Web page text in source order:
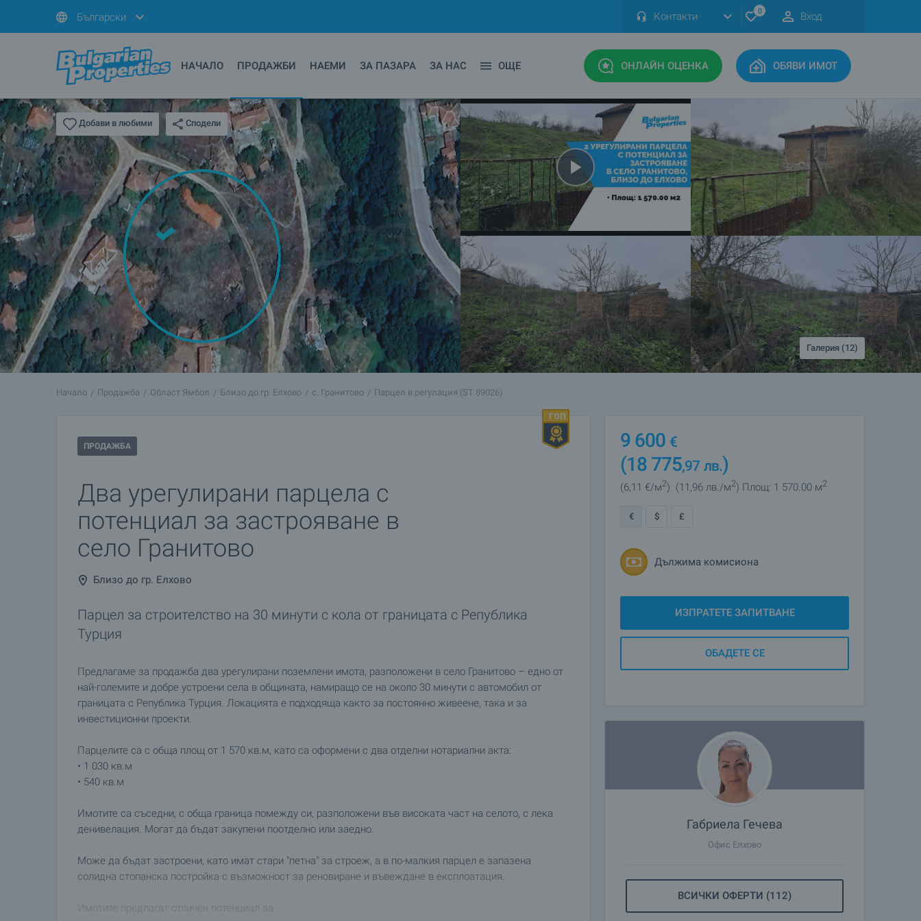
Български Контакти 0 Вход
НАЧАЛО ПРОДАЖБИ НАЕМИ ЗА ПАЗАРА ЗА НАС ОЩЕ ОНЛАЙН ОЦЕНКА ОБЯВИ ИМОТ
Добави в любими Сподели
Галерия (12)
Начало Продажба Област Ямбол Близо до гр. Елхово с. Гранитово Парцел в регулация (ST 89026)
ПРОДАЖБА
Два урегулирани парцела с
потенциал за застрояване в
село Гранитово
Близо до гр. Елхово
Парцел за строителство на 30 минути с кола от границата с Република
Турция
Предлагаме за продажба два урегулирани поземлени имота, разположени в село Гранитово – едно от
най-големите и добре устроени села в общината, намиращо се на около 30 минути с автомобил от
границата с Република Турция. Локацията е подходяща както за постоянно живеене, така и за
инвестиционни проекти.
Парцелите са с обща площ от 1 570 кв.м, като са оформени с два отделни нотариални акта:
• 1 030 кв.м
• 540 кв.м
Имотите са съседни, с обща граница помежду си, разположени във високата част на селото, с лека
денивелация. Могат да бъдат закупени поотделно или заедно.
Може да бъдат застроени, като имат стари "петна" за строеж, а в по-малкия парцел е запазена
солидна стопанска постройка с възможност за реновиране и въвеждане в експлоатация.
Имотите предлагат отличен потенциал за:
9 600 €
(18 775,97 лв.)
(6,11 €/м2) (11 ,96 лв./м2) Площ: 1 570.00 м2
€ $ £
Дължима комисиона
ИЗПРАТЕТЕ ЗАПИТВАНЕ
ОБАДЕТЕ СЕ
Габриела Гечева
Офис Елхово
ВСИЧКИ ОФЕРТИ (112)